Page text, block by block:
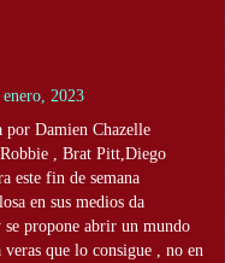
enero, 2023
Damien Chazelle
, Brat Pitt,Diego
este fin de semana
en sus medios da
se propone abrir un mundo
que lo consigue , no en